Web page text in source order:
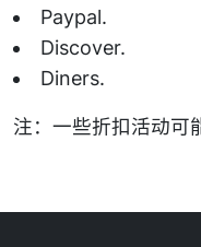
Paypal.
Discover.
Diners.
注：一些折扣活动可